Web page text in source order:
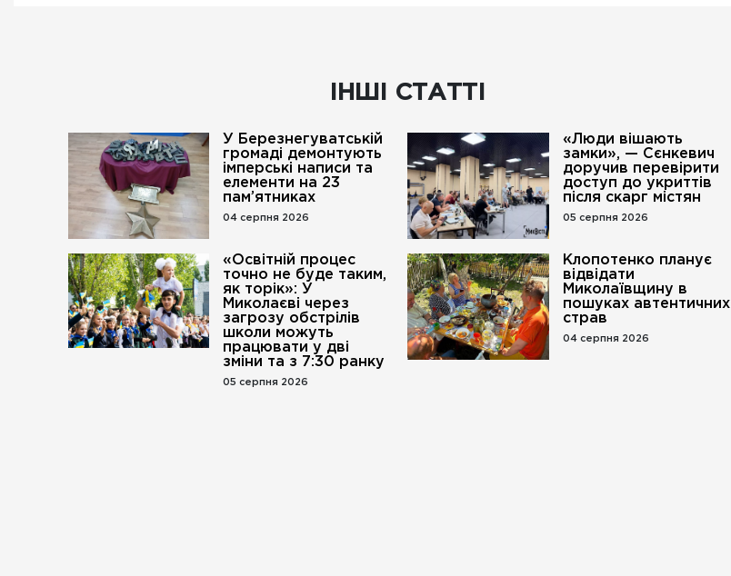
ІНШІ СТАТТІ
У Березнегуватській
громаді демонтують
імперські написи та
елементи на 23
пам’ятниках
04 серпня 2026
«Люди вішають
замки», — Сєнкевич
доручив перевірити
доступ до укриттів
після скарг містян
05 серпня 2026
«Освітній процес
точно не буде таким,
як торік»: У
Миколаєві через
загрозу обстрілів
школи можуть
працювати у дві
зміни та з 7:30 ранку
05 серпня 2026
Клопотенко планує
відвідати
Миколаївщину в
пошуках автентичних
страв
04 серпня 2026